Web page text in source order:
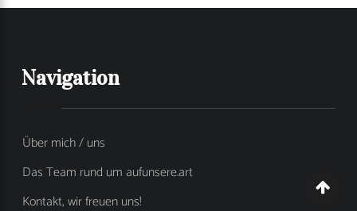
Navigation
Über mich / uns
Das Team rund um aufunsere.art
Kontakt, wir freuen uns!